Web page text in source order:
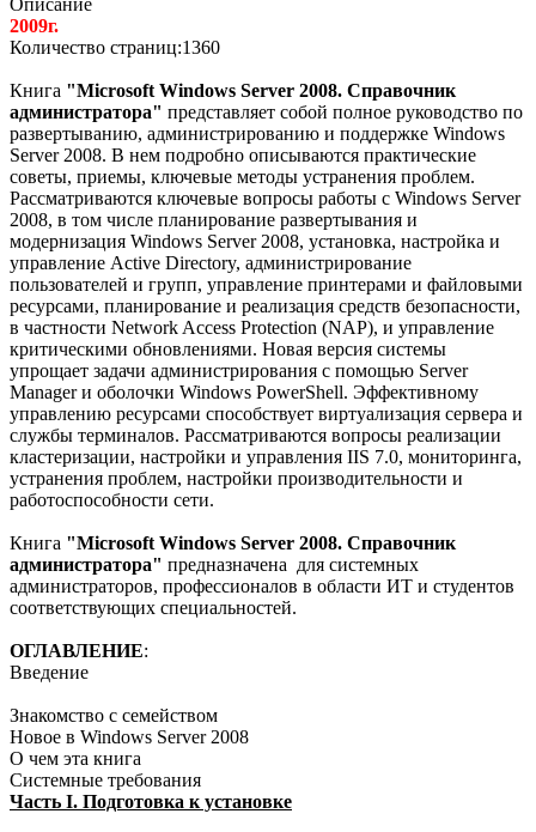
2009г.
Количество страниц:1360
Книга "Microsoft Windows Server 2008. Справочник
администратора" представляет собой полное руководство по
развертыванию, администрированию и поддержке Windows
Server 2008. В нем подробно описываются практические
советы, приемы, ключевые методы устранения проблем.
Рассматриваются ключевые вопросы работы с Windows Server
2008, в том числе планирование развертывания и
модернизация Windows Server 2008, установка, настройка и
управление Active Directory, администрирование
пользователей и групп, управление принтерами и файловыми
ресурсами, планирование и реализация средств безопасности,
в частности Network Access Protection (NAP), и управление
критическими обновлениями. Новая версия системы
упрощает задачи администрирования с помощью Server
Manager и оболочки Windows PowerShell. Эффективному
управлению ресурсами способствует виртуализация сервера и
службы терминалов. Рассматриваются вопросы реализации
кластеризации, настройки и управления IIS 7.0, мониторинга,
устранения проблем, настройки производительности и
работоспособности сети.
Книга "Microsoft Windows Server 2008. Справочник
администратора" предназначена для системных
администраторов, профессионалов в области ИТ и студентов
соответствующих специальностей.
ОГЛАВЛЕНИЕ:
Введение
Знакомство с семейством
Новое в Windows Server 2008
О чем эта книга
Системные требования
Часть I. Подготовка к установке